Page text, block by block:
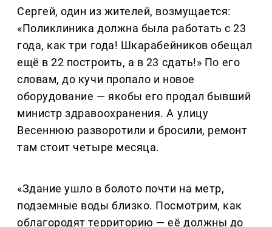
Сергей, один из жителей, возмущается:
«Поликлиника должна была работать с 23
года, как три года! Шкарабейников обещал
ещё в 22 построить, а в 23 сдать!» По его
словам, до кучи пропало и новое
оборудование — якобы его продал бывший
министр здравоохранения. А улицу
Весеннюю разворотили и бросили, ремонт
там стоит четыре месяца.
«Здание ушло в болото почти на метр,
подземные воды близко. Посмотрим, как
облагородят территорию — её должны до